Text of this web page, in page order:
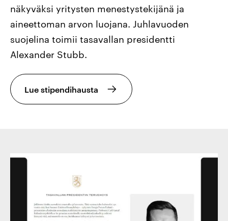
näkyväksi yritysten menestystekijänä ja
aineettoman arvon luojana. Juhlavuoden
suojelina toimii tasavallan presidentti
Alexander Stubb.
Lue stipendihausta